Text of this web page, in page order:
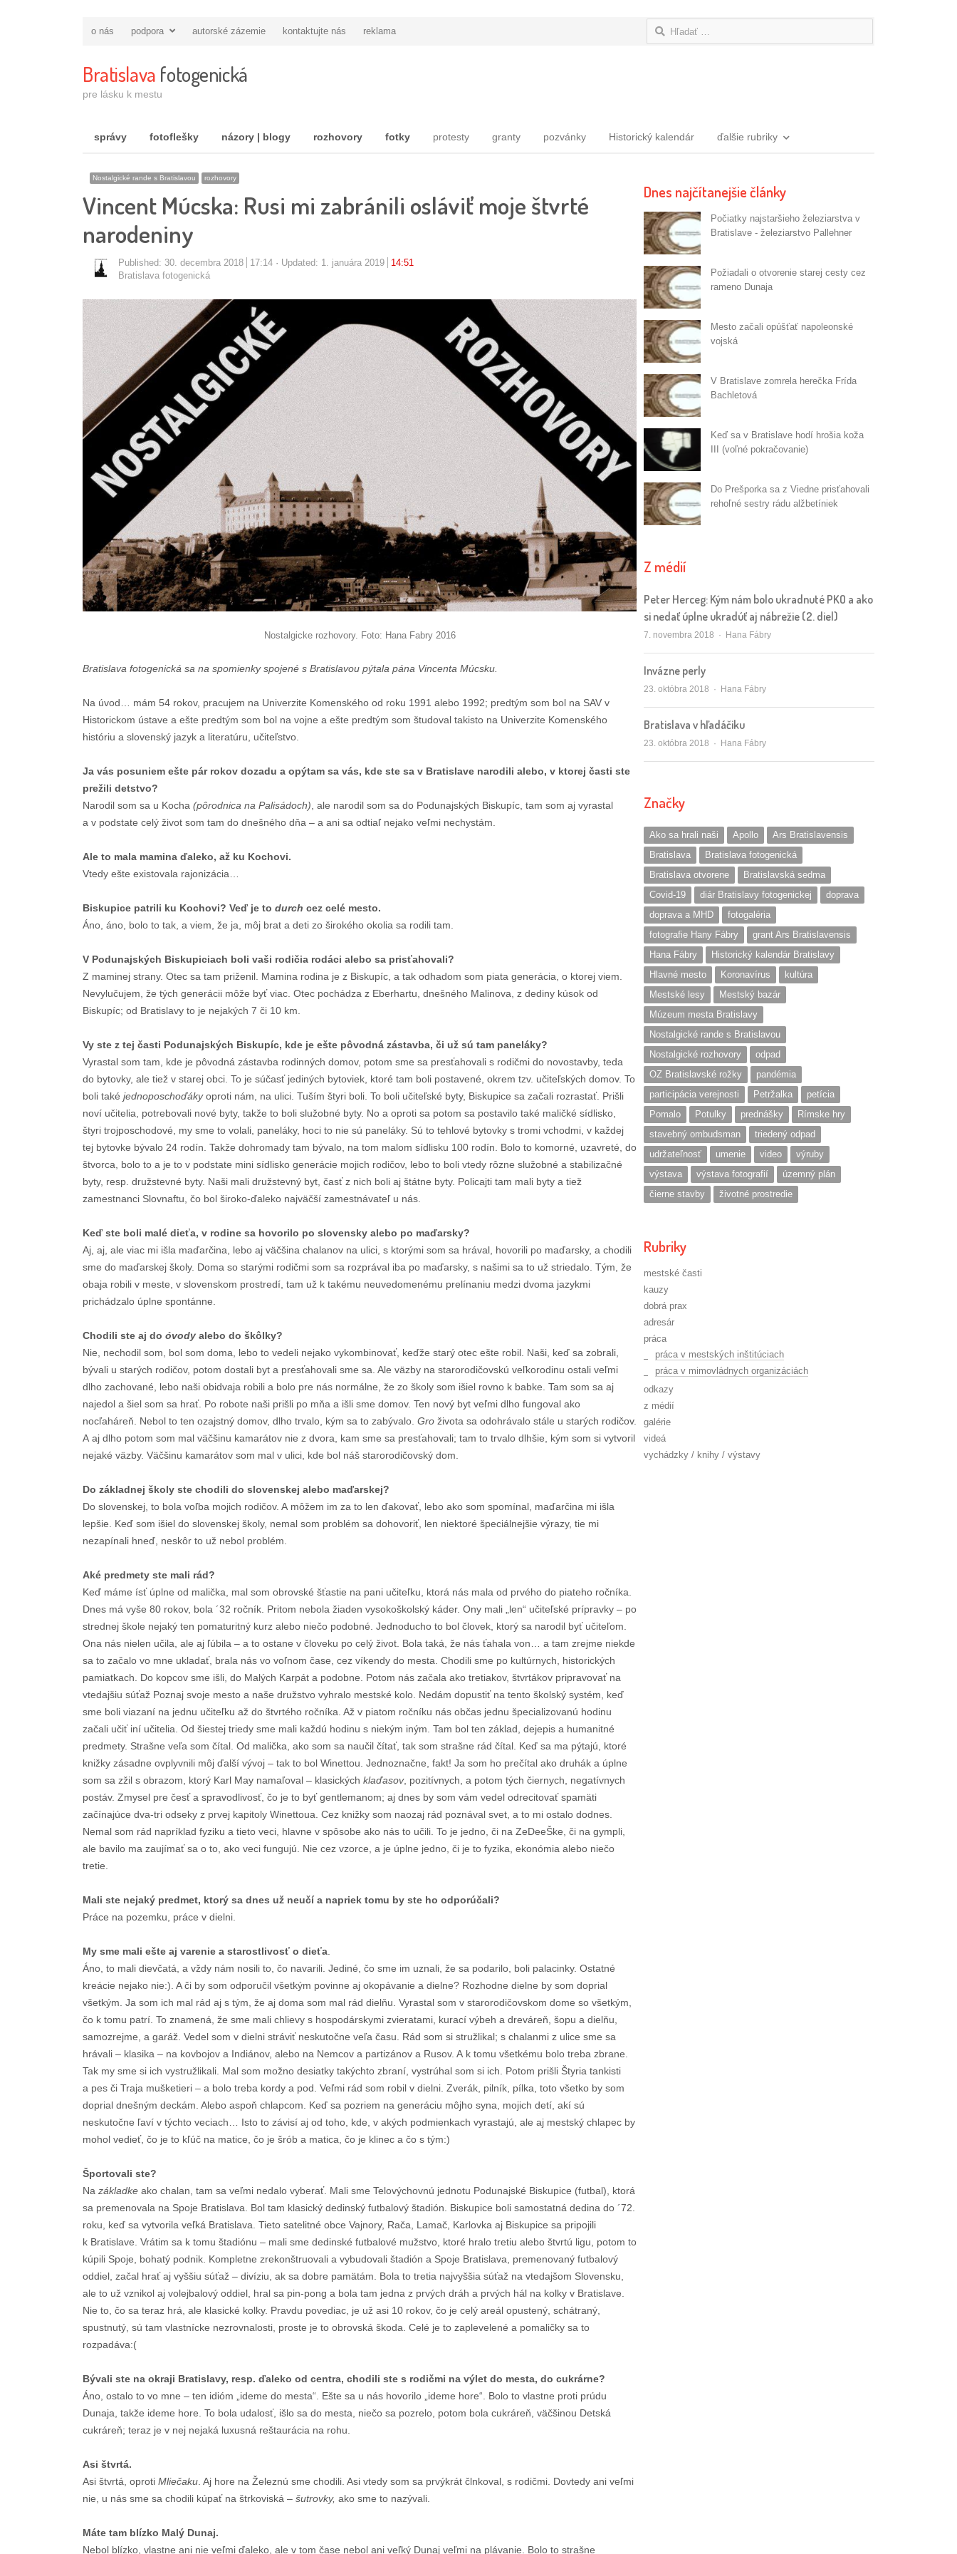
o nás podpora autorské zázemie kontaktujte nás reklama Hľadať:
Bratislava fotogenická
pre lásku k mestu
správy fotoflešky názory | blogy rozhovory fotky protesty granty pozvánky Historický kalendár ďalšie rubriky
Nostalgické rande s Bratislavou rozhovory
Vincent Múcska: Rusi mi zabránili osláviť moje štvrté
narodeniny
Published: 30. decembra 2018 17:14 Updated: 1. januára 2019
14:51
Autor/ka
Bratislava fotogenická
Nostalgicke rozhovory. Foto: Hana Fabry 2016
Bratislava fotogenická sa na spomienky spojené s Bratislavou pýtala pána Vincenta Múcsku.
Na úvod… mám 54 rokov, pracujem na Univerzite Komenského od roku 1991 alebo 1992; predtým som bol na SAV v
Historickom ústave a ešte predtým som bol na vojne a ešte predtým som študoval takisto na Univerzite Komenského
históriu a slovenský jazyk a literatúru, učiteľstvo.
Ja vás posuniem ešte pár rokov dozadu a opýtam sa vás, kde ste sa v Bratislave narodili alebo, v ktorej časti ste
prežili detstvo?
Narodil som sa u Kocha (pôrodnica na Palisádoch) , ale narodil som sa do Podunajských Biskupíc, tam som aj vyrastal
a v podstate celý život som tam do dnešného dňa – a ani sa odtiaľ nejako veľmi nechystám.
Ale to mala mamina ďaleko, až ku Kochovi.
Vtedy ešte existovala rajonizácia…
Biskupice patrili ku Kochovi? Veď je to durch cez celé mesto.
Áno, áno, bolo to tak, a viem, že ja, môj brat a deti zo širokého okolia sa rodili tam.
V Podunajských Biskupiciach boli vaši rodičia rodáci alebo sa prisťahovali?
Z maminej strany. Otec sa tam priženil. Mamina rodina je z Biskupíc, a tak odhadom som piata generácia, o ktorej viem.
Nevylučujem, že tých generácii môže byť viac. Otec pochádza z Eberhartu, dnešného Malinova, z dediny kúsok od
Biskupíc; od Bratislavy to je nejakých 7 či 10 km.
Vy ste z tej časti Podunajských Biskupíc, kde je ešte pôvodná zástavba, či už sú tam paneláky?
Vyrastal som tam, kde je pôvodná zástavba rodinných domov, potom sme sa presťahovali s rodičmi do novostavby, teda
do bytovky, ale tiež v starej obci. To je súčasť jediných bytoviek, ktoré tam boli postavené, okrem tzv. učiteľských domov. To
boli také jednoposchoďákyoproti nám, na ulici. Tuším štyri boli. To boli učiteľské byty, Biskupice sa začali rozrastať. Prišli
noví učitelia, potrebovali nové byty, takže to boli služobné byty. No a oproti sa potom sa postavilo také maličké sídlisko,
štyri trojposchodové, my sme to volali, paneláky, hoci to nie sú paneláky. Sú to tehlové bytovky s tromi vchodmi, v každej
tej bytovke bývalo 24 rodín. Takže dohromady tam bývalo, na tom malom sídlisku 100 rodín. Bolo to komorné, uzavreté, do
štvorca, bolo to a je to v podstate mini sídlisko generácie mojich rodičov, lebo to boli vtedy rôzne služobné a stabilizačné
byty, resp. družstevné byty. Naši mali družstevný byt, časť z nich boli aj štátne byty. Policajti tam mali byty a tiež
zamestnanci Slovnaftu, čo bol široko-ďaleko najväčší zamestnávateľ u nás.
Keď ste boli malé dieťa, v rodine sa hovorilo po slovensky alebo po maďarsky?
Aj, aj, ale viac mi išla maďarčina, lebo aj väčšina chalanov na ulici, s ktorými som sa hrával, hovorili po maďarsky, a chodili
sme do maďarskej školy. Doma so starými rodičmi som sa rozprával iba po maďarsky, s našimi sa to už striedalo. Tým, že
obaja robili v meste, v slovenskom prostredí, tam už k takému neuvedomenému prelínaniu medzi dvoma jazykmi
prichádzalo úplne spontánne.
Chodili ste aj do óvody alebo do škôlky?
Nie, nechodil som, bol som doma, lebo to vedeli nejako vykombinovať, keďže starý otec ešte robil. Naši, keď sa zobrali,
bývali u starých rodičov, potom dostali byt a presťahovali sme sa. Ale väzby na starorodičovskú veľkorodinu ostali veľmi
dlho zachované, lebo naši obidvaja robili a bolo pre nás normálne, že zo školy som išiel rovno k babke. Tam som sa aj
najedol a šiel som sa hrať. Po robote naši prišli po mňa a išli sme domov. Ten nový byt veľmi dlho fungoval ako
nocľaháreň. Nebol to ten ozajstný domov, dlho trvalo, kým sa to zabývalo. Gro života sa odohrávalo stále u starých rodičov.
A aj dlho potom som mal väčšinu kamarátov nie z dvora, kam sme sa presťahovali; tam to trvalo dlhšie, kým som si vytvoril
nejaké väzby. Väčšinu kamarátov som mal v ulici, kde bol náš starorodičovský dom.
Do základnej školy ste chodili do slovenskej alebo maďarskej?
Do slovenskej, to bola voľba mojich rodičov. A môžem im za to len ďakovať, lebo ako som spomínal, maďarčina mi išla
lepšie. Keď som išiel do slovenskej školy, nemal som problém sa dohovoriť, len niektoré špeciálnejšie výrazy, tie mi
nezapínali hneď, neskôr to už nebol problém.
Aké predmety ste mali rád?
Keď máme ísť úplne od malička, mal som obrovské šťastie na pani učiteľku, ktorá nás mala od prvého do piateho ročníka.
Dnes má vyše 80 rokov, bola ´32 ročník. Pritom nebola žiaden vysokoškolský káder. Ony mali „len“ učiteľské prípravky – po
strednej škole nejaký ten pomaturitný kurz alebo niečo podobné. Jednoducho to bol človek, ktorý sa narodil byť učiteľom.
Ona nás nielen učila, ale aj ľúbila – a to ostane v človeku po celý život. Bola taká, že nás ťahala von… a tam zrejme niekde
sa to začalo vo mne ukladať, brala nás vo voľnom čase, cez víkendy do mesta. Chodili sme po kultúrnych, historických
pamiatkach. Do kopcov sme išli, do Malých Karpát a podobne. Potom nás začala ako tretiakov, štvrtákov pripravovať na
vtedajšiu súťaž Poznaj svoje mesto a naše družstvo vyhralo mestské kolo. Nedám dopustiť na tento školský systém, keď
sme boli viazaní na jednu učiteľku až do štvrtého ročníka. Až v piatom ročníku nás občas jednu špecializovanú hodinu
začali učiť iní učitelia. Od šiestej triedy sme mali každú hodinu s niekým iným. Tam bol ten základ, dejepis a humanitné
predmety. Strašne veľa som čítal. Od malička, ako som sa naučil čítať, tak som strašne rád čítal. Keď sa ma pýtajú, ktoré
knižky zásadne ovplyvnili môj ďalší vývoj – tak to bol Winettou. Jednoznačne, fakt! Ja som ho prečítal ako druhák a úplne
som sa zžil s obrazom, ktorý Karl May namaľoval – klasických klaďasov, pozitívnych, a potom tých čiernych, negatívnych
postáv. Zmysel pre česť a spravodlivosť, čo je to byť gentlemanom; aj dnes by som vám vedel odrecitovať spamäti
začínajúce dva-tri odseky z prvej kapitoly Winettoua. Cez knižky som naozaj rád poznával svet, a to mi ostalo dodnes.
Nemal som rád napríklad fyziku a tieto veci, hlavne v spôsobe ako nás to učili. To je jedno, či na ZeDeeŠke, či na gympli,
ale bavilo ma zaujímať sa o to, ako veci fungujú. Nie cez vzorce, a je úplne jedno, či je to fyzika, ekonómia alebo niečo
tretie.
Mali ste nejaký predmet, ktorý sa dnes už neučí a napriek tomu by ste ho odporúčali?
Práce na pozemku, práce v dielni.
My sme mali ešte aj varenie a starostlivosť o dieťa
Áno, to mali dievčatá, a vždy nám nosili to, čo navarili. Jediné, čo sme im uznali, že sa podarilo, boli palacinky. Ostatné
kreácie nejako nie:). A či by som odporučil všetkým povinne aj okopávanie a dielne? Rozhodne dielne by som doprial
všetkým. Ja som ich mal rád aj s tým, že aj doma som mal rád dielňu. Vyrastal som v starorodičovskom dome so všetkým,
čo k tomu patrí. To znamená, že sme mali chlievy s hospodárskymi zvieratami, kurací výbeh a dreváreň, šopu a dielňu,
samozrejme, a garáž. Vedel som v dielni stráviť neskutočne veľa času. Rád som si stružlikal; s chalanmi z ulice sme sa
hrávali – klasika – na kovbojov a Indiánov, alebo na Nemcov a partizánov a Rusov. A k tomu všetkému bolo treba zbrane.
Tak my sme si ich vystružlikali. Mal som možno desiatky takýchto zbraní, vystrúhal som si ich. Potom prišli Štyria tankisti
a pes či Traja mušketieri – a bolo treba kordy a pod. Veľmi rád som robil v dielni. Zverák, pilník, pílka, toto všetko by som
doprial dnešným deckám. Alebo aspoň chlapcom. Keď sa pozriem na generáciu môjho syna, mojich detí, akí sú
neskutočne ľaví v týchto veciach… Isto to závisí aj od toho, kde, v akých podmienkach vyrastajú, ale aj mestský chlapec by
mohol vedieť, čo je to kľúč na matice, čo je šrób a matica, čo je klinec a čo s tým:)
Športovali ste?
Na základke ako chalan, tam sa veľmi nedalo vyberať. Mali sme Telovýchovnú jednotu Podunajské Biskupice (futbal), ktorá
sa premenovala na Spoje Bratislava. Bol tam klasický dedinský futbalový štadión. Biskupice boli samostatná dedina do ´72.
roku, keď sa vytvorila veľká Bratislava. Tieto satelitné obce Vajnory, Rača, Lamač, Karlovka aj Biskupice sa pripojili
k Bratislave. Vrátim sa k tomu štadiónu – mali sme dedinské futbalové mužstvo, ktoré hralo tretiu alebo štvrtú ligu, potom to
kúpili Spoje, bohatý podnik. Kompletne zrekonštruovali a vybudovali štadión a Spoje Bratislava, premenovaný futbalový
oddiel, začal hrať aj vyššiu súťaž – divíziu, ak sa dobre pamätám. Bola to tretia najvyššia súťaž na vtedajšom Slovensku,
ale to už vznikol aj volejbalový oddiel, hral sa pin-pong a bola tam jedna z prvých dráh a prvých hál na kolky v Bratislave.
Nie to, čo sa teraz hrá, ale klasické kolky. Pravdu povediac, je už asi 10 rokov, čo je celý areál opustený, schátraný,
spustnutý, sú tam vlastnícke nezrovnalosti, proste je to obrovská škoda. Celé je to zaplevelené a pomaličky sa to
rozpadáva:(
Bývali ste na okraji Bratislavy, resp. ďaleko od centra, chodili ste s rodičmi na výlet do mesta, do cukrárne?
Áno, ostalo to vo mne – ten idióm „ideme do mesta“. Ešte sa u nás hovorilo „ideme hore“. Bolo to vlastne proti prúdu
Dunaja, takže ideme hore. To bola udalosť, išlo sa do mesta, niečo sa pozrelo, potom bola cukráreň, väčšinou Detská
cukráreň; teraz je v nej nejaká luxusná reštaurácia na rohu.
Asi štvrtá.
Asi štvrtá, oproti Mliečaku . Aj hore na Železnú sme chodili. Asi vtedy som sa prvýkrát člnkoval, s rodičmi. Dovtedy ani veľmi
nie, u nás sme sa chodili kúpať na štrkoviská – šutrovky, ako sme to nazývali.
Máte tam blízko Malý Dunaj.
Nebol blízko, vlastne ani nie veľmi ďaleko, ale v tom čase nebol ani veľký Dunaj veľmi na plávanie. Bolo to strašne
Dnes najčítanejšie články
Počiatky najstaršieho železiarstva v
Bratislave - železiarstvo Pallehner
Požiadali o otvorenie starej cesty cez
rameno Dunaja
Mesto začali opúšťať napoleonské
vojská
V Bratislave zomrela herečka Frída
Bachletová
Keď sa v Bratislave hodí hrošia koža
III (voľné pokračovanie)
Do Prešporka sa z Viedne prisťahovali
rehoľné sestry rádu alžbetíniek
Z médií
Peter Herceg: Kým nám bolo ukradnuté PKO a ako
si nedať úplne ukradúť aj nábrežie (2. diel)
7. novembra 2018 Autor/ka
Hana Fábry
Invázne perly
23. októbra 2018 Autor/ka
Hana Fábry
Bratislava v hľadáčiku
23. októbra 2018 Autor/ka
Hana Fábry
Značky
Ako sa hrali naši Apollo
Ars Bratislavensis
Bratislava
Bratislava fotogenická
Bratislava otvorene
Bratislavská sedma
Covid-19
diár Bratislavy fotogenickej
doprava
doprava a MHD
fotogaléria
fotografie Hany Fábry
grant Ars Bratislavensis
Hana Fábry
Historický kalendár Bratislavy
Hlavné mesto
Koronavírus
kultúra
Mestské lesy
Mestský bazár
Múzeum mesta Bratislavy
Nostalgické rande s Bratislavou
Nostalgické rozhovory
odpad
OZ Bratislavské rožky
pandémia
participácia verejnosti
Petržalka
petícia
Pomalo
Potulky prednášky
Rímske hry
stavebný ombudsman
triedený odpad
udržateľnosť
umenie video
výruby
výstava
výstava fotografií
územný plán
čierne stavby
životné prostredie
Rubriky
mestské časti
kauzy
dobrá prax
adresár
práca
práca v mestských inštitúciach
práca v mimovládnych organizáciách
odkazy
z médií
galérie
videá
vychádzky / knihy / výstavy